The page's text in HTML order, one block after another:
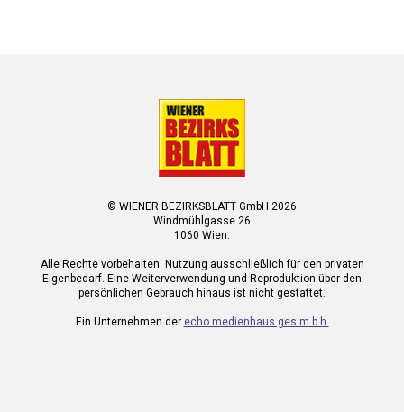
© WIENER BEZIRKSBLATT GmbH 2026
Windmühlgasse 26
1060 Wien.
Alle Rechte vorbehalten. Nutzung ausschließlich für den privaten
Eigenbedarf. Eine Weiterverwendung und Reproduktion über den
persönlichen Gebrauch hinaus ist nicht gestattet.
Ein Unternehmen der echo medienhaus ges.m.b.h.